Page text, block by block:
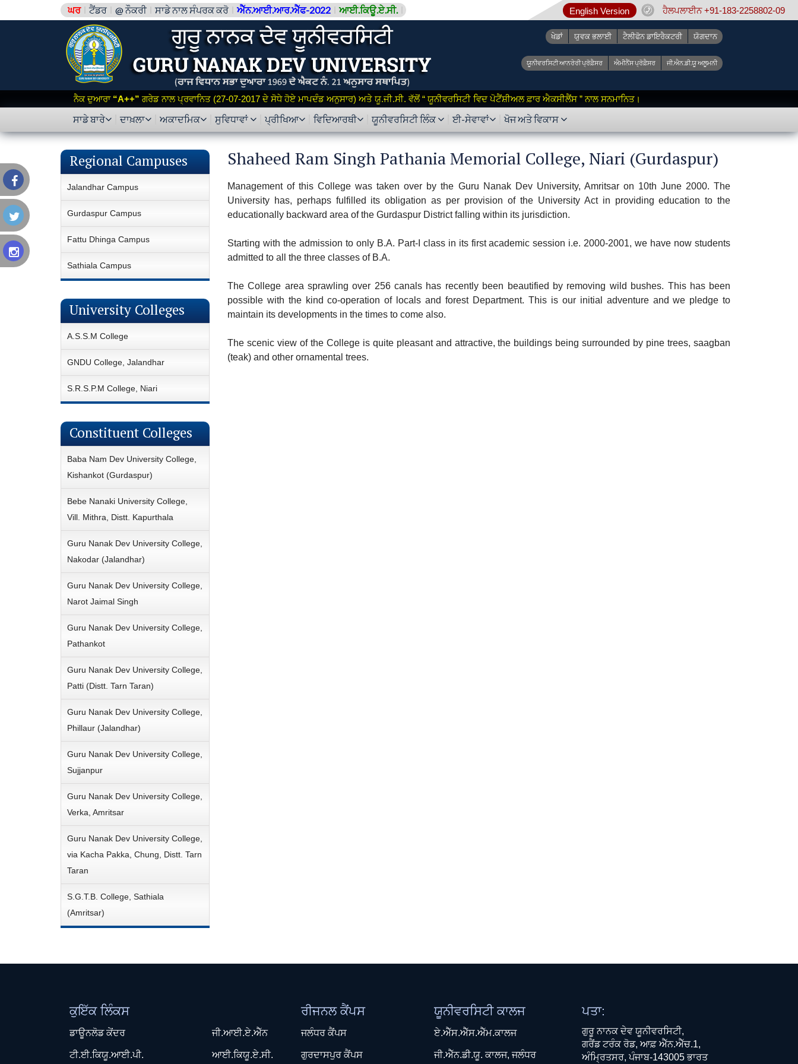
ਘਰ ਟੈਂਡਰ @ ਨੌਕਰੀ ਸਾਡੇ ਨਾਲ ਸੰਪਰਕ ਕਰੋ ਐੱਨ.ਆਈ.ਆਰ.ਐੱਫ-2022 ਆਈ.ਕਿਊ.ਏ.ਸੀ. English Version ਹੈਲਪਲਾਈਨ +91-183-2258802-09
ਖੇਡਾਂ ਯੁਵਕ ਭਲਾਈ ਟੈਲੀਫੋਨ ਡਾਇਰੈਕਟਰੀ ਯੋਗਦਾਨ
ਯੂਨੀਵਰਸਿਟੀ ਆਨਰੇਰੀ ਪ੍ਰੋਫ਼ੈਸਰ ਐਮੀਨੈਂਸ ਪ੍ਰੋਫ਼ੈਸਰ ਜੀ.ਐਨ.ਡੀ.ਯੂ ਅਲੂਮਨੀ
ਨੈਕ ਦੁਆਰਾ “A++” ਗਰੇਡ ਨਾਲ ਪ੍ਰਵਾਨਿਤ (27-07-2017 ਦੇ ਸੋਧੇ ਹੋਏ ਮਾਪਦੰਡ ਅਨੁਸਾਰ) ਅਤੇ ਯੂ.ਜੀ.ਸੀ. ਵੱਲੋਂ “ ਯੂਨੀਵਰਸਿਟੀ ਵਿਦ ਪੋਟੈਂਸ਼ੀਅਲ ਫ਼ਾਰ ਐਕਸੀਲੈਂਸ ” ਨਾਲ ਸਨਮਾਨਿਤ।
ਸਾਡੇ ਬਾਰੇ ਦਾਖ਼ਲਾ ਅਕਾਦਮਿਕ ਸੁਵਿਧਾਵਾਂ ਪ੍ਰੀਖਿਆ ਵਿਦਿਆਰਥੀ ਯੂਨੀਵਰਸਿਟੀ ਲਿੰਕ ਈ-ਸੇਵਾਵਾਂ ਖੋਜ ਅਤੇ ਵਿਕਾਸ
Regional Campuses
Jalandhar Campus
Gurdaspur Campus
Fattu Dhinga Campus
Sathiala Campus
University Colleges
A.S.S.M College
GNDU College, Jalandhar
S.R.S.P.M College, Niari
Constituent Colleges
Baba Nam Dev University College,
Kishankot (Gurdaspur)
Bebe Nanaki University College,
Vill. Mithra, Distt. Kapurthala
Guru Nanak Dev University College,
Nakodar (Jalandhar)
Guru Nanak Dev University College,
Narot Jaimal Singh
Guru Nanak Dev University College,
Pathankot
Guru Nanak Dev University College,
Patti (Distt. Tarn Taran)
Guru Nanak Dev University College,
Phillaur (Jalandhar)
Guru Nanak Dev University College,
Sujjanpur
Guru Nanak Dev University College,
Verka, Amritsar
Guru Nanak Dev University College,
via Kacha Pakka, Chung, Distt. Tarn
Taran
S.G.T.B. College, Sathiala
(Amritsar)
Shaheed Ram Singh Pathania Memorial College, Niari (Gurdaspur)
Management of this College was taken over by the Guru Nanak Dev University, Amritsar on 10th June 2000. The
University has, perhaps fulfilled its obligation as per provision of the University Act in providing education to the
educationally backward area of the Gurdaspur District falling within its jurisdiction.
Starting with the admission to only B.A. Part-I class in its first academic session i.e. 2000-2001, we have now students
admitted to all the three classes of B.A.
The College area sprawling over 256 canals has recently been beautified by removing wild bushes. This has been
possible with the kind co-operation of locals and forest Department. This is our initial adventure and we pledge to
maintain its developments in the times to come also.
The scenic view of the College is quite pleasant and attractive, the buildings being surrounded by pine trees, saagban
(teak) and other ornamental trees.
ਕੁਇੱਕ ਲਿੰਕਸ
ਡਾਊਨਲੋਡ ਕੇਂਦਰ
ਟੀ.ਈ.ਕਿਯੂ.ਆਈ.ਪੀ.
ਜੀ.ਆਈ.ਏ.ਐੱਨ
ਆਈ.ਕਿਯੂ.ਏ.ਸੀ.
ਰੀਜਨਲ ਕੈਂਪਸ
ਜਲੰਧਰ ਕੈਂਪਸ
ਗੁਰਦਾਸਪੁਰ ਕੈਂਪਸ
ਯੂਨੀਵਰਸਿਟੀ ਕਾਲਜ
ਏ.ਐੱਸ.ਐੱਸ.ਐੱਮ.ਕਾਲਜ
ਜੀ.ਐੱਨ.ਡੀ.ਯੂ. ਕਾਲਜ, ਜਲੰਧਰ
ਪਤਾ:
ਗੁਰੂ ਨਾਨਕ ਦੇਵ ਯੂਨੀਵਰਸਿਟੀ,
ਗਰੈਂਡ ਟਰੰਕ ਰੋਡ, ਆਫ਼ ਐੱਨ.ਐੱਚ.1,
ਅੰਮ੍ਰਿਤਸਰ, ਪੰਜਾਬ-143005 ਭਾਰਤ